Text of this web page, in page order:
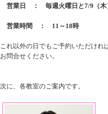
営業日 ： 毎週火曜日と7/9（木
営業時間 ： 11～18時
これ以外の日でもご予約いただけれ
お問合せください。
次に、各教室のご案内です。